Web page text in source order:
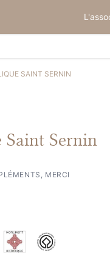
SAINT SERNIN
Saint Sernin
MERCI